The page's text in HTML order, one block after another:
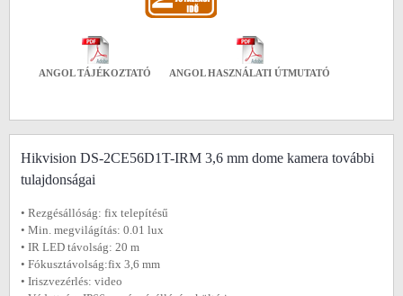
ANGOL TÁJÉKOZTATÓ ANGOL HASZNÁLATI ÚTMUTATÓ
Hikvision DS-2CE56D1T-IRM 3,6 mm dome kamera további
tulajdonságai
• Rezgésállóság: fix telepítésű
• Min. megvilágítás: 0.01 lux
• IR LED távolság: 20 m
• Fókusztávolság:fix 3,6 mm
• Iriszvezérlés: video